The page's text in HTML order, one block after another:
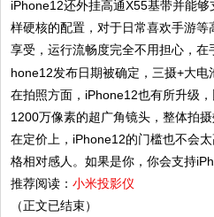
iPhone12还外挂高通X55基带并能
样硬核的配置，对于日常喜欢手游
享受，运行流畅度完全不用担心，在
在拍照方面，iPhone12也有所升级
1200万像素的超广角镜头，整体拍
在定价上，iPhone12的门槛也不会
格相对感人。如果是你，你会支持
推荐阅读：小米投影仪
（正文已结束）